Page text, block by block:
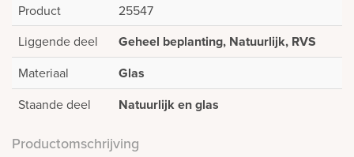
Product
25547
Liggende deel
Geheel beplanting, Natuurlijk, RVS
Materiaal Glas
Staande deel Natuurlijk en glas
Productomschrijving